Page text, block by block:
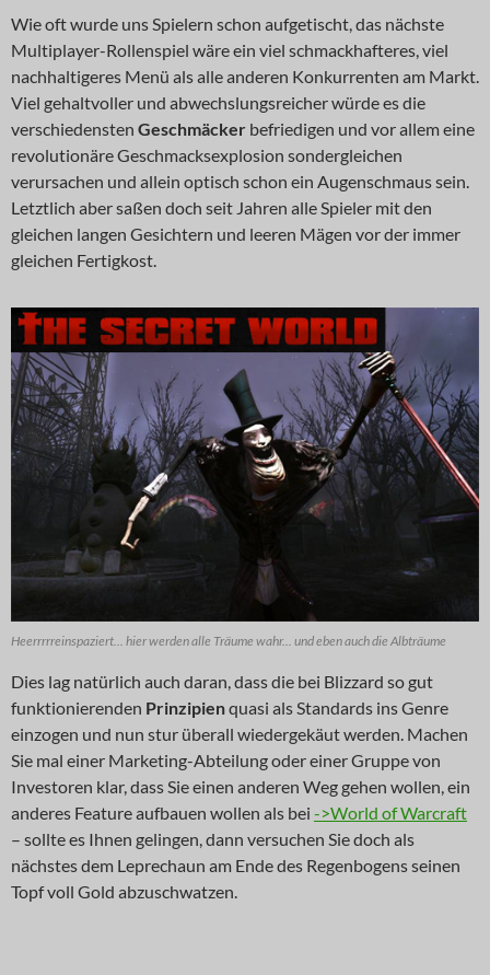
Wie oft wurde uns Spielern schon aufgetischt, das nächste
Multiplayer-Rollenspiel wäre ein viel schmackhafteres, viel
nachhaltigeres Menü als alle anderen Konkurrenten am Markt.
Viel gehaltvoller und abwechslungsreicher würde es die
verschiedensten Geschmäcker befriedigen und vor allem eine
revolutionäre Geschmacksexplosion sondergleichen
verursachen und allein optisch schon ein Augenschmaus sein.
Letztlich aber saßen doch seit Jahren alle Spieler mit den
gleichen langen Gesichtern und leeren Mägen vor der immer
gleichen Fertigkost.
Heerrrrreinspaziert... hier werden alle Träume wahr... und eben auch die Albträume
Dies lag natürlich auch daran, dass die bei Blizzard so gut
funktionierenden Prinzipienquasi als Standards ins Genre
einzogen und nun stur überall wiedergekäut werden. Machen
Sie mal einer Marketing-Abteilung oder einer Gruppe von
Investoren klar, dass Sie einen anderen Weg gehen wollen, ein
anderes Feature aufbauen wollen als bei ->World of Warcraft
– sollte es Ihnen gelingen, dann versuchen Sie doch als
nächstes dem Leprechaun am Ende des Regenbogens seinen
Topf voll Gold abzuschwatzen.